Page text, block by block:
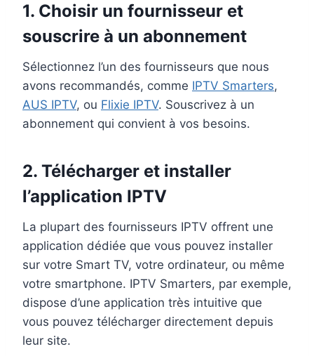
1. Choisir un fournisseur et
souscrire à un abonnement
Sélectionnez l’un des fournisseurs que nous
avons recommandés, comme IPTV Smarters,
AUS IPTV, ou Flixie IPTV. Souscrivez à un
abonnement qui convient à vos besoins.
2. Télécharger et installer
l’application IPTV
La plupart des fournisseurs IPTV offrent une
application dédiée que vous pouvez installer
sur votre Smart TV, votre ordinateur, ou même
votre smartphone. IPTV Smarters, par exemple,
dispose d’une application très intuitive que
vous pouvez télécharger directement depuis
leur site.